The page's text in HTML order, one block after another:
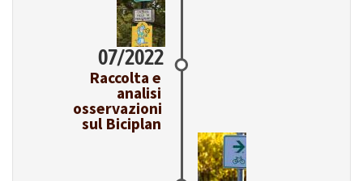
07/2022
Raccolta e
analisi
osservazioni
sul Biciplan